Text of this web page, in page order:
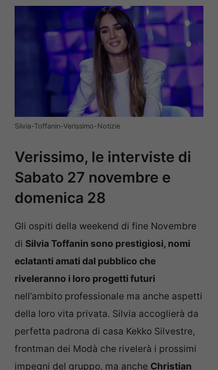
Silvia-Toffanin-Verissimo-Notizie
Verissimo, le interviste di
Sabato 27 novembre e
domenica 28
Gli ospiti della weekend di fine Novembre
di Silvia Toffanin sono prestigiosi, nomi
eclatanti amati dal pubblico che
riveleranno i loro progetti futuri
nell’ambito professionale ma anche aspetti
della loro vita privata. Silvia accoglierà da
perfetta padrona di casa Kekko Silvestre,
frontman dei Modà che rivelerà i prossimi
impegni del gruppo, ma anche Christian